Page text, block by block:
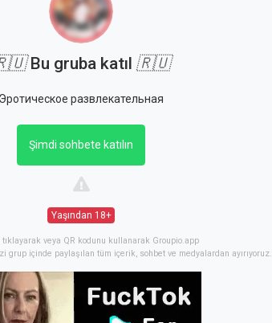
Bu gruba katıl 🇷🇺
Эротическое развлекательная
Şimdi sohbete katılın
Yaşından 18+
tıklayarak veya QR kodunu kullanarak Groupio.app
grup içinde paylaşılan tüm içerik, sohbet ve medyalardan ayırıyoruz.